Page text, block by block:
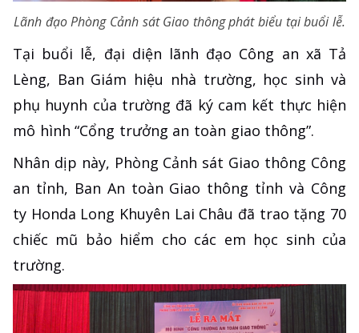
Lãnh đạo Phòng Cảnh sát Giao thông phát biểu tại buổi lễ.
Tại buổi lễ, đại diện lãnh đạo Công an xã Tả
Lèng, Ban Giám hiệu nhà trường, học sinh và
phụ huynh của trường đã ký cam kết thực hiện
mô hình “Cổng trưởng an toàn giao thông”.
Nhân dịp này, Phòng Cảnh sát Giao thông Công
an tỉnh, Ban An toàn Giao thông tỉnh và Công
ty Honda Long Khuyên Lai Châu đã trao tặng 70
chiếc mũ bảo hiểm cho các em học sinh của
trường.